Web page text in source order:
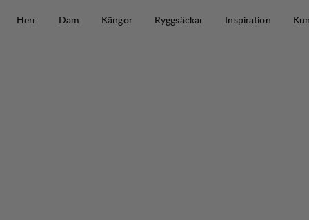
Herr
Dam Kängor Ryggsäckar Inspiration